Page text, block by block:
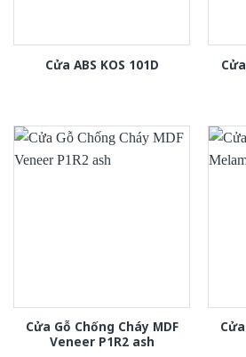
Cửa ABS KOS 101D
Cửa Gỗ Chống Cháy MDF
Veneer P1R2 ash